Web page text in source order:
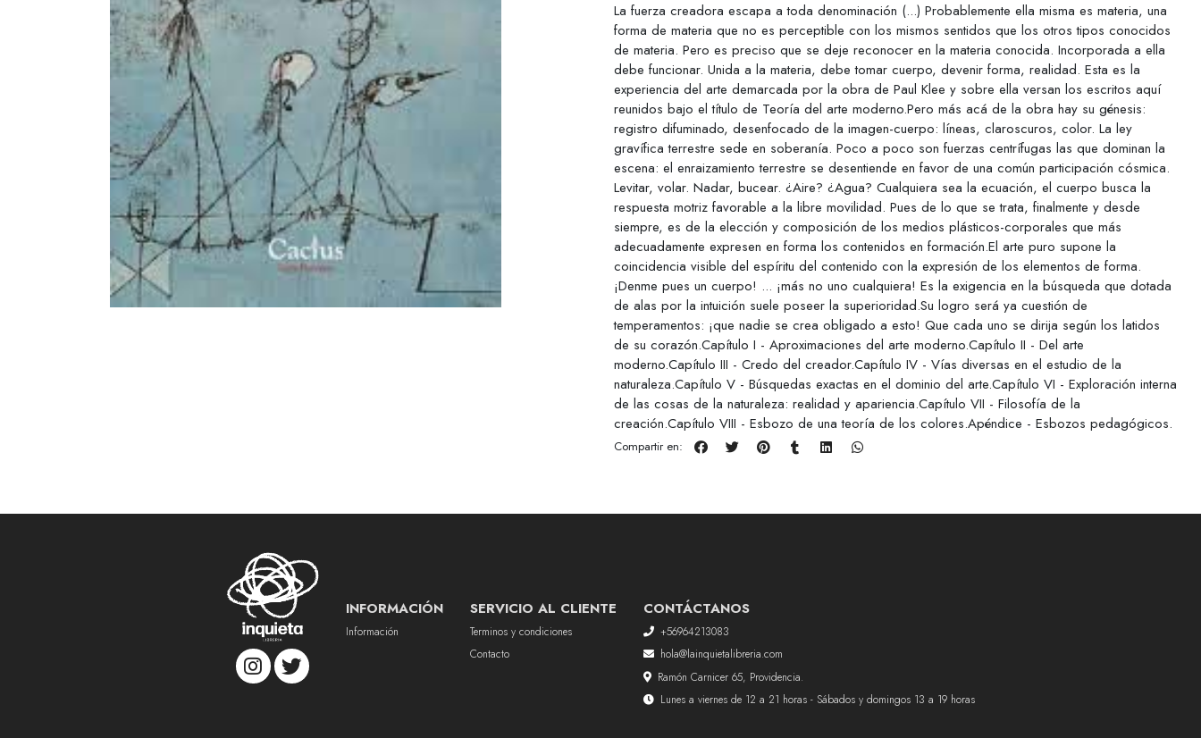
La fuerza creadora escapa a toda denominación (...) Probablemente ella misma es materia, una
forma de materia que no es perceptible con los mismos sentidos que los otros tipos conocidos
de materia. Pero es preciso que se deje reconocer en la materia conocida. Incorporada a ella
debe funcionar. Unida a la materia, debe tomar cuerpo, devenir forma, realidad. Esta es la
experiencia del arte demarcada por la obra de Paul Klee y sobre ella versan los escritos aquí
reunidos bajo el título de Teoría del arte moderno.Pero más acá de la obra hay su génesis:
registro difuminado, desenfocado de la imagen-cuerpo: líneas, claroscuros, color. La ley
gravífica terrestre sede en soberanía. Poco a poco son fuerzas centrífugas las que dominan la
escena: el enraizamiento terrestre se desentiende en favor de una común participación cósmica.
Levitar, volar. Nadar, bucear. ¿Aire? ¿Agua? Cualquiera sea la ecuación, el cuerpo busca la
respuesta motriz favorable a la libre movilidad. Pues de lo que se trata, finalmente y desde
siempre, es de la elección y composición de los medios plásticos-corporales que más
adecuadamente expresen en forma los contenidos en formación.El arte puro supone la
coincidencia visible del espíritu del contenido con la expresión de los elementos de forma.
¡Denme pues un cuerpo! ... ¡más no uno cualquiera! Es la exigencia en la búsqueda que dotada
de alas por la intuición suele poseer la superioridad.Su logro será ya cuestión de
temperamentos: ¡que nadie se crea obligado a esto! Que cada uno se dirija según los latidos
de su corazón.Capítulo I - Aproximaciones del arte moderno.Capítulo II - Del arte
moderno.Capítulo III - Credo del creador.Capítulo IV - Vías diversas en el estudio de la
naturaleza.Capítulo V - Búsquedas exactas en el dominio del arte.Capítulo VI - Exploración interna
de las cosas de la naturaleza: realidad y apariencia.Capítulo VII - Filosofía de la
creación.Capítulo VIII - Esbozo de una teoría de los colores.Apéndice - Esbozos pedagógicos.
Compartir en:
INFORMACIÓN
Información
SERVICIO AL CLIENTE
Terminos y condiciones
Contacto
CONTÁCTANOS
+56964213083
hola@lainquietalibreria.com
Ramón Carnicer 65, Providencia.
Lunes a viernes de 12 a 21 horas - Sábados y domingos 13 a 19 horas